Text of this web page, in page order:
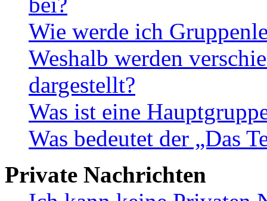
Wie werde ich
Weshalb werden
dargestellt?
Was ist eine
Was bedeutet der „Das
Private Nachrichten